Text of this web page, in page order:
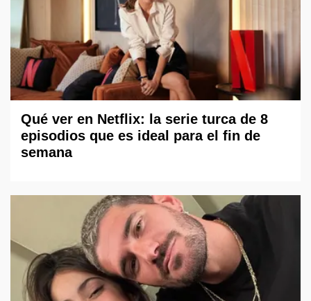
Qué ver en Netflix: la serie turca de 8
episodios que es ideal para el fin de
semana